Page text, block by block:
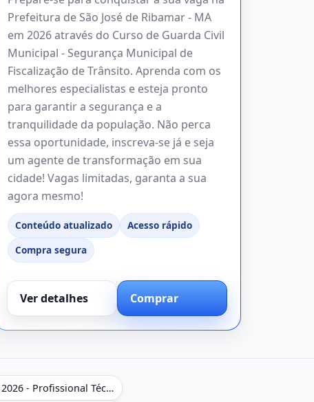
Prefeitura de São José de Ribamar - MA
em 2026 através do Curso de Guarda Civil
Municipal - Segurança Municipal de
Fiscalização de Trânsito. Aprenda com os
melhores especialistas e esteja pronto
para garantir a segurança e a
tranquilidade da população. Não perca
essa oportunidade, inscreva-se já e seja
um agente de transformação em sua
cidade! Vagas limitadas, garanta a sua
agora mesmo!
Conteúdo atualizado
Acesso rápido
Compra segura
Ver detalhes Comprar
Apostila NAV Brasil 2026 - Profissional Técnico de Navegação Aérea - Operador de Torre de Controle